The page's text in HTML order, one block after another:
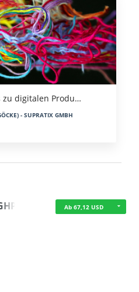
zu digitalen Produ…
- SUPRATIX GMBH
Ab 67,12 USD